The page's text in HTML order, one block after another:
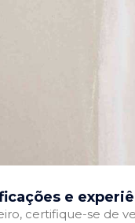
e
certifique-se de